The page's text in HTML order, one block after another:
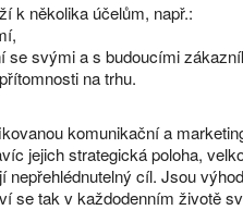
k několika účelům, např.:
se svými a s budoucími
na trhu.
komunikační a
jejich strategická poloha,
nepřehlédnutelný cíl. Jsou
se tak v každodenním životě